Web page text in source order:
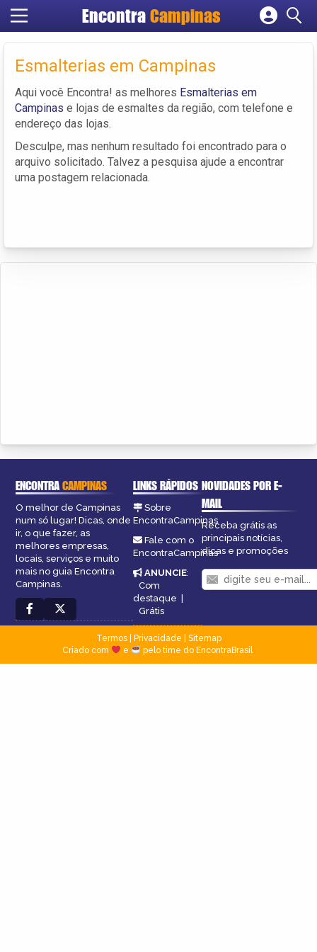
Encontra Campinas
Cadastrar empresa
Criar conta
Esmalterias em Campinas
Aqui você Encontra! as melhores Esmalterias em
Campinas e lojas de esmaltes da região, com telefone e
endereço das lojas.
Desculpe, mas nenhum resultado foi encontrado para o
arquivo solicitado. Talvez a pesquisa ajude a encontrar
uma postagem relacionada.
ENCONTRACAMPINAS
O melhor de Campinas
num só lugar! Dicas, onde
ir, o que fazer, as
melhores empresas,
locais, serviços e muito
mais no guia Encontra
Campinas.
LINKS RÁPIDOS
Sobre
EncontraCampinas
Fale com o
EncontraCampinas
ANUNCIE:
Com
destaque |
Grátis
NOVIDADES POR E-
MAIL
Receba grátis as
principais notícias,
dicas e promoções
Termos| Privacidade
Sitemap
Criado com
e pelo time do EncontraBrasil